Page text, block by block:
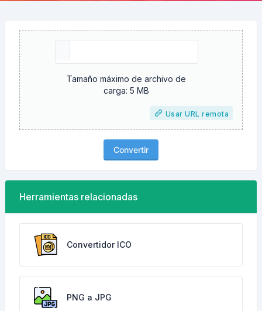
Tamaño máximo de archivo de
carga: 5 MB
Usar URL remota
Convertir
Herramientas relacionadas
Convertidor ICO
PNG a JPG